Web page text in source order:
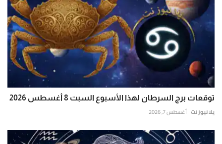
توقعات برج السرطان لهذا الأسبوع السبت 8 أغسطس 2026
يلا نيوز نت أغسطس 7, 2026